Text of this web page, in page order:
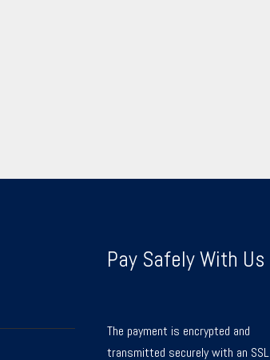
Pay Safely With Us
The payment is encrypted and
transmitted securely with an SSL